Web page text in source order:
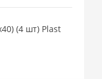
(4 шт) Plast